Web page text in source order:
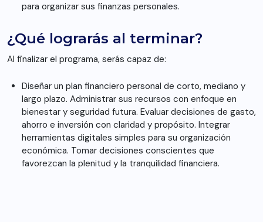
para organizar sus finanzas personales.
¿Qué lograrás al terminar?
Al finalizar el programa, serás capaz de:
Diseñar un plan financiero personal de corto, mediano y
largo plazo. Administrar sus recursos con enfoque en
bienestar y seguridad futura. Evaluar decisiones de gasto,
ahorro e inversión con claridad y propósito. Integrar
herramientas digitales simples para su organización
económica. Tomar decisiones conscientes que
favorezcan la plenitud y la tranquilidad financiera.